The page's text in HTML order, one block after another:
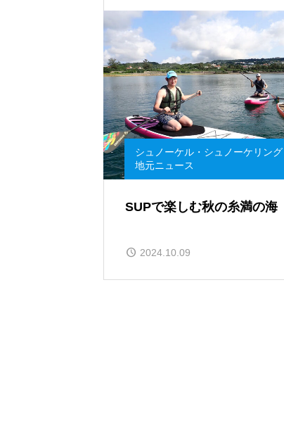
シュノーケル・シュノーケリング
地元ニュース
SUPで楽しむ秋の糸満の海
2024.10.09